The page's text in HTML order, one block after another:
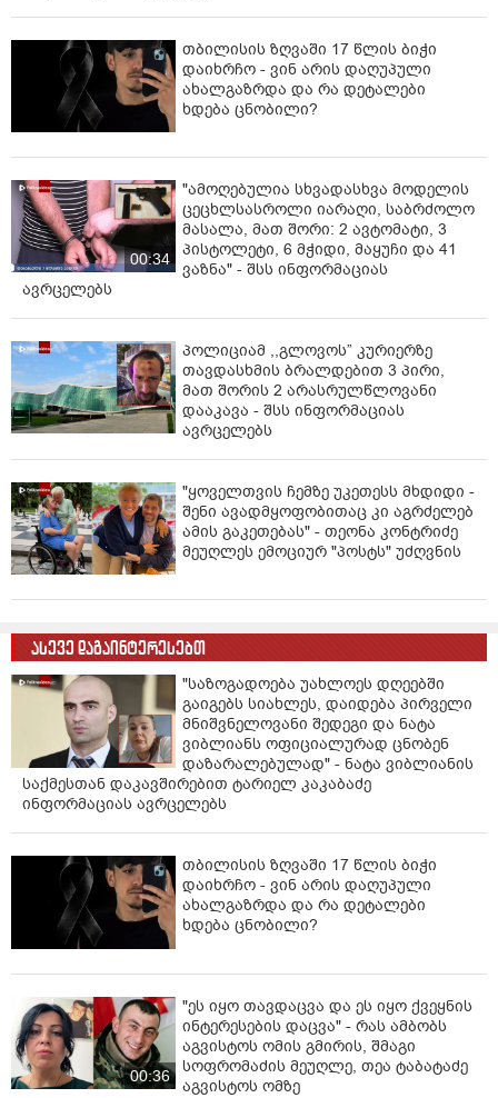
რახდება ან აწი რა იქნება, ის ვიცი რომ ამის შემდეგ
ჩემს სიცილსაც, ღიმილსაც და ტირილსაც ერთი ფასი
აქვს მამიკოს პირადი ანგელოზი ჩვენზე თუ არა
მამიკოზე მაინც როგორ არ იფიქრე?! მეგიკუნა, ჯერ
გვქონდა ერთად გასაკეთებელი?! სად გეჩქარებოდა?!
გთხოვ, ხშირად მანიშნე, რომ სულ ჩემს გვერდით ხარ,
გთხოვ ხშირად მოდი ჩემთან სიზმრებში ვიცი რომ სულ
ჩემს გვერდით იქნები, როგორც ჩემი მფარვნელი
ანგელოზი და დამიცავ მუდამ! მიყვარხარ სამუდამოდ
და უსაზღვროდ, ჩემო სიცოცხლე," - წერს ნაზი ჯაიანი.
თბილისის ზღვაში 17 წლის ბიჭი
დაიხრჩო - ვინ არის დაღუპული
ახალგაზრდა და რა დეტალები
ხდება ცნობილი?
00:34
"ამოღებულია სხვადასხვა მოდელის
ცეცხლსასროლი იარაღი, საბრძოლო
მასალა, მათ შორი: 2 ავტომატი, 3
პისტოლეტი, 6 მჭიდი, მაყუჩი და 41
ვაზნა" - შსს ინფორმაციას
ავრცელებს
პოლიციამ ,,გლოვოს” კურიერზე
თავდასხმის ბრალდებით 3 პირი,
მათ შორის 2 არასრულწლოვანი
დააკავა - შსს ინფორმაციას
ავრცელებს
"ყოველთვის ჩემზე უკეთესს მხდიდი -
შენი ავადმყოფობითაც კი აგრძელებ
ამის გაკეთებას" - თეონა კონტრიძე
მეუღლეს ემოციურ "პოსტს" უძღვნის
ასევე დაგაინტერესებთ
"საზოგადოება უახლოეს დღეებში
გაიგებს სიახლეს, დაიდება პირველი
მნიშვნელოვანი შედეგი და ნატა
ვიბლიანს ოფიციალურად ცნობენ
დაზარალებულად" - ნატა ვიბლიანის
საქმესთან დაკავშირებით ტარიელ კაკაბაძე
ინფორმაციას ავრცელებს
თბილისის ზღვაში 17 წლის ბიჭი
დაიხრჩო - ვინ არის დაღუპული
ახალგაზრდა და რა დეტალები
ხდება ცნობილი?
00:36
"ეს იყო თავდაცვა და ეს იყო ქვეყნის
ინტერესების დაცვა" - რას ამბობს
აგვისტოს ომის გმირის, შმაგი
სოფრომაძის მეუღლე, თეა ტაბატაძე
აგვისტოს ომზე